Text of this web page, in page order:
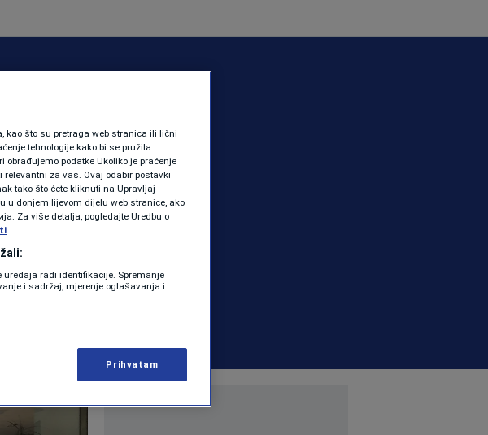
kao što su pretraga web stranica ili lični
tehnologije kako bi se pružila
podatke Ukoliko je praćenje
za vas. Ovaj odabir postavki
tako što ćete kliknuti na Upravljaj
u donjem lijevom dijelu web stranice, ako
Za više detalja, pogledajte Uredbu o
uređaja radi identifikacije. Spremanje
i sadržaj, mjerenje oglašavanja i
Prihvatam